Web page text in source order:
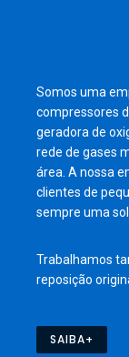
Somos uma
compressores
geradora de
rede de gases
área. A nossa
clientes de
sempre uma
Trabalhamos
reposição
SAIBA+